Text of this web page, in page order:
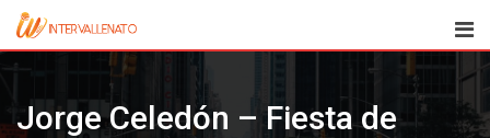
Skip
content
Jorge Celedón – Fiesta de